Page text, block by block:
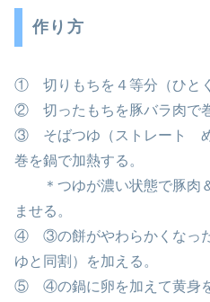
作り方
① 切りもちを４等分（ひとく
② 切ったもちを豚バラ肉で巻
③ そばつゆ（ストレート め
巻を鍋で加熱する。
＊つゆが濃い状態で豚肉
ませる。
④ ③の餅がやわらかくなっ
ゆと同割）を加える。
⑤ ④の鍋に卵を加えて黄身を